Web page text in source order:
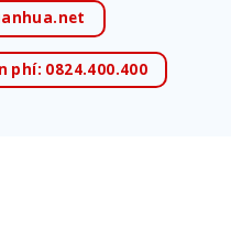
phí: 0824.400.400